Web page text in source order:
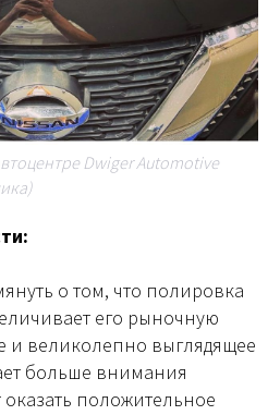
Dwiger Automotive
о том, что полировка
его рыночную
и великолепно выглядящее
больше внимания
положительное